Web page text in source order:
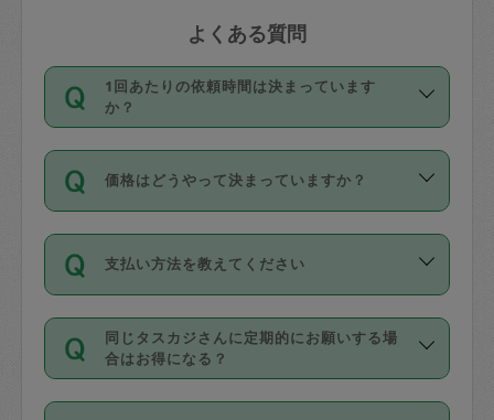
よくある質問
1回あたりの依頼時間は決まっています
か？
依頼1回につき3時間固定です。3時間を
超えて依頼したい場合は、延長機能をご
利用ください。機能をご利用いただくに
の上事前申請することが必要です。な
お、3時間を下回っても、値引き等はござ
いません。
価格はどうやって決まっていますか？
11種類の価格帯の中からタスカジさん自
身が価格を選んで設定しています。
タスカジさんの価格設定には最初は制限
があり、レビュー件数、レビューの平均
値、などで除々に設定可能な最高額が上
がっていく仕組みになっています。
支払い方法を教えてください
お支払方法はクレジットカード（Visa／
Master／JCB／AMERICAN EXPRESS／
Diners Club）のみとなります。
同じタスカジさんに定期的にお願いする場
合はお得になる？
依頼には「スポット」と「定期（毎週｜